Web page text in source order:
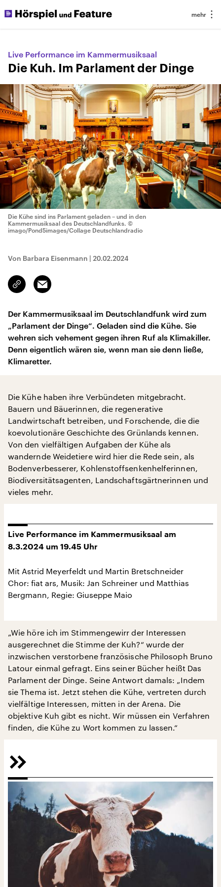
Live Performance im Kammermusiksaal
Die Kuh. Im Parlament der Dinge
Die Kühe sind ins Parlament geladen – und in den
Kammermusiksaal des Deutschlandfunks. ©
imago/Pond5images/Collage Deutschlandradio
Von Barbara Eisenmann | 20.02.2024
Link
kopieren/teilen
Email
Der Kammermusiksaal im Deutschlandfunk wird zum
„Parlament der Dinge“. Geladen sind die Kühe. Sie
wehren sich vehement gegen ihren Ruf als Klimakiller.
Denn eigentlich wären sie, wenn man sie denn ließe,
Klimaretter.
Die Kühe haben ihre Verbündeten mitgebracht.
Bauern und Bäuerinnen, die regenerative
Landwirtschaft betreiben, und Forschende, die die
koevolutionäre Geschichte des Grünlands kennen.
Von den vielfältigen Aufgaben der Kühe als
wandernde Weidetiere wird hier die Rede sein, als
Bodenverbesserer, Kohlenstoffsenkenhelferinnen,
Biodiversitätsagenten, Landschaftsgärtnerinnen und
vieles mehr.
Live Performance im Kammermusiksaal am
8.3.2024 um 19.45 Uhr
Mit Astrid Meyerfeldt und Martin Bretschneider
Chor: fiat ars, Musik: Jan Schreiner und Matthias
Bergmann, Regie: Giuseppe Maio
„Wie höre ich im Stimmengewirr der Interessen
ausgerechnet die Stimme der Kuh?“ wurde der
inzwischen verstorbene französische Philosoph Bruno
Latour einmal gefragt. Eins seiner Bücher heißt Das
Parlament der Dinge. Seine Antwort damals: „Indem
sie Thema ist. Jetzt stehen die Kühe, vertreten durch
vielfältige Interessen, mitten in der Arena. Die
objektive Kuh gibt es nicht. Wir müssen ein Verfahren
finden, die Kühe zu Wort kommen zu lassen.“